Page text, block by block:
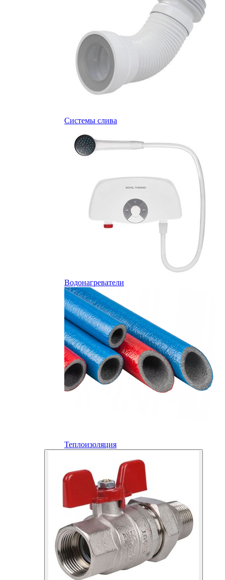
Системы слива
Водонагреватели
Теплоизоляция